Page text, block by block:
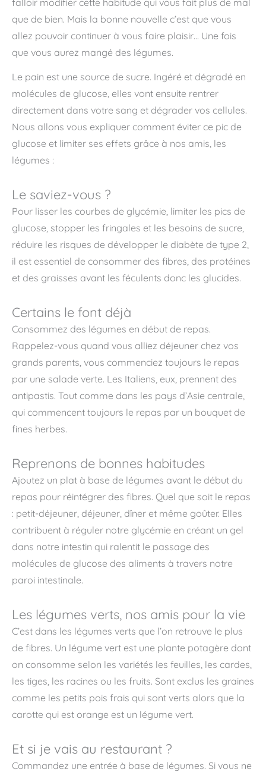
falloir modifier cette habitude qui vous fait plus de mal
que de bien. Mais la bonne nouvelle c’est que vous
allez pouvoir continuer à vous faire plaisir… Une fois
que vous aurez mangé des légumes.
Le pain est une source de sucre. Ingéré et dégradé en
molécules de glucose, elles vont ensuite rentrer
directement dans votre sang et dégrader vos cellules.
Nous allons vous expliquer comment éviter ce pic de
glucose et limiter ses effets grâce à nos amis, les
légumes :
Le saviez-vous ?
Pour lisser les courbes de glycémie, limiter les pics de
glucose, stopper les fringales et les besoins de sucre,
réduire les risques de développer le diabète de type 2,
il est essentiel de consommer des fibres, des protéines
et des graisses avant les féculents donc les glucides.
Certains le font déjà
Consommez des légumes en début de repas.
Rappelez-vous quand vous alliez déjeuner chez vos
grands parents, vous commenciez toujours le repas
par une salade verte. Les Italiens, eux, prennent des
antipastis. Tout comme dans les pays d’Asie centrale,
qui commencent toujours le repas par un bouquet de
fines herbes.
Reprenons de bonnes habitudes
Ajoutez un plat à base de légumes avant le début du
repas pour réintégrer des fibres. Quel que soit le repas
: petit-déjeuner, déjeuner, dîner et même goûter. Elles
contribuent à réguler notre glycémie en créant un gel
dans notre intestin qui ralentit le passage des
molécules de glucose des aliments à travers notre
paroi intestinale.
Les légumes verts, nos amis pour la vie
C’est dans les légumes verts que l’on retrouve le plus
de fibres. Un légume vert est une plante potagère dont
on consomme selon les variétés les feuilles, les cardes,
les tiges, les racines ou les fruits. Sont exclus les graines
comme les petits pois frais qui sont verts alors que la
carotte qui est orange est un légume vert.
Et si je vais au restaurant ?
Commandez une entrée à base de légumes. Si vous ne